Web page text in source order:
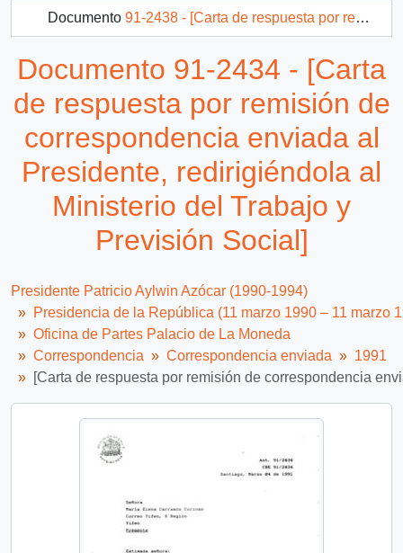
Documento 91-2438 - [Carta de respuesta por remisión de correspondencia enviada al Presidente, redirigiéndola a la Intendencia de la Décima Región de los Lagos]
91-2439 - [Carta de respuesta por remisión de correspondencia enviada al Presidente, redirigiéndola al Ministerio de Justicia]
91-2472 - [Carta de respuesta por remisión de correspondencia enviada al Presidente, redirigiéndola al Ministerio de Justicia]
827 más...
Documento 91-2434 - [Carta
de respuesta por remisión de
correspondencia enviada al
Presidente, redirigiéndola al
Ministerio del Trabajo y
Previsión Social]
Presidente Patricio Aylwin Azócar (1990-1994)
Presidencia de la República (11 marzo 1990 – 11 marzo
Oficina de Partes Palacio de La Moneda
Correspondencia
Correspondencia enviada
1991
[Carta de respuesta por remisión de correspondencia